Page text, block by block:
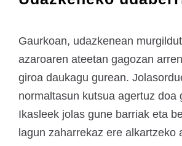
Gaurkoan, udazkenean
azaroaren ateetan gagozan
giroa daukagu gurean.
normaltasun kutsua agertuz doa
Ikasleek jolas gune barriak eta
lagun zaharrekaz ere alkartzeko